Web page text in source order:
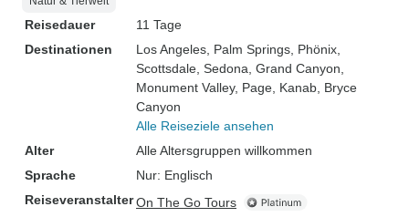
Reisedauer
11 Tage
Destinationen
Los Angeles , Palm Springs , Phönix
Scottsdale , Sedona , Grand Canyon
Monument Valley, Page , Kanab , Bryce
Canyon
Alle Reiseziele ansehen
Alter
Alle Altersgruppen willkommen
Sprache
Nur: Englisch
ReiseveranstalterOn The Go Tours